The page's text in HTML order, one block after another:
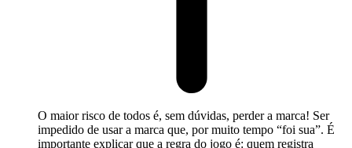
O maior risco de todos é, sem dúvidas, perder a marca! Ser
impedido de usar a marca que, por muito tempo “foi sua”. É
importante explicar que a regra do jogo é: quem registra